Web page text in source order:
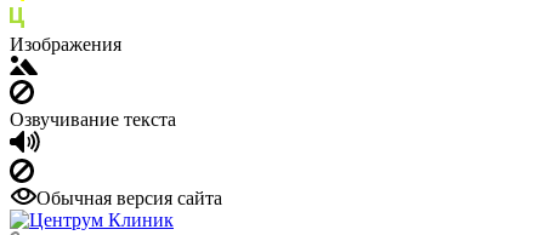
Изображения
Озвучивание текста
Обычная версия сайта